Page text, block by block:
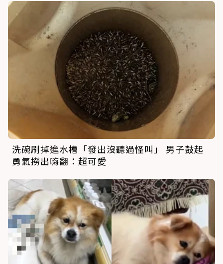
洗碗刷掉進水槽「發出沒聽過怪叫」 男子鼓起
勇氣撈出嗨翻：超可愛